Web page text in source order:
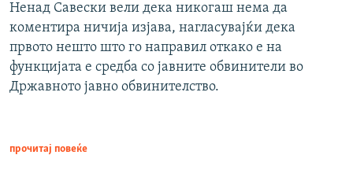
Ненад Савески вели дека никогаш нема да
коментира ничија изјава, нагласувајќи дека
првото нешто што го направил откако е на
функцијата е средба со јавните обвинители во
Државното јавно обвинителство.
прочитај повеќе